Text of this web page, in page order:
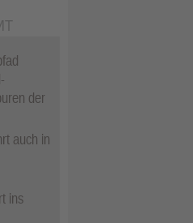
der
auch in
ins